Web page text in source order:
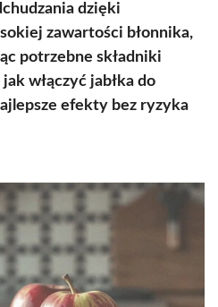
dzięki
zawartości błonnika,
potrzebne składniki
włączyć jabłka do
efekty bez ryzyka